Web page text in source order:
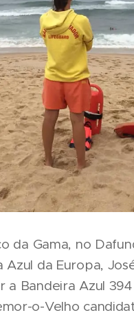
da Gama, no
da Europa,
Bandeira Azul
o-Velho